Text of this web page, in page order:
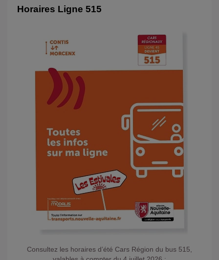
Horaires Ligne 515
Consultez les horaires d’été Cars Région du bus 515,